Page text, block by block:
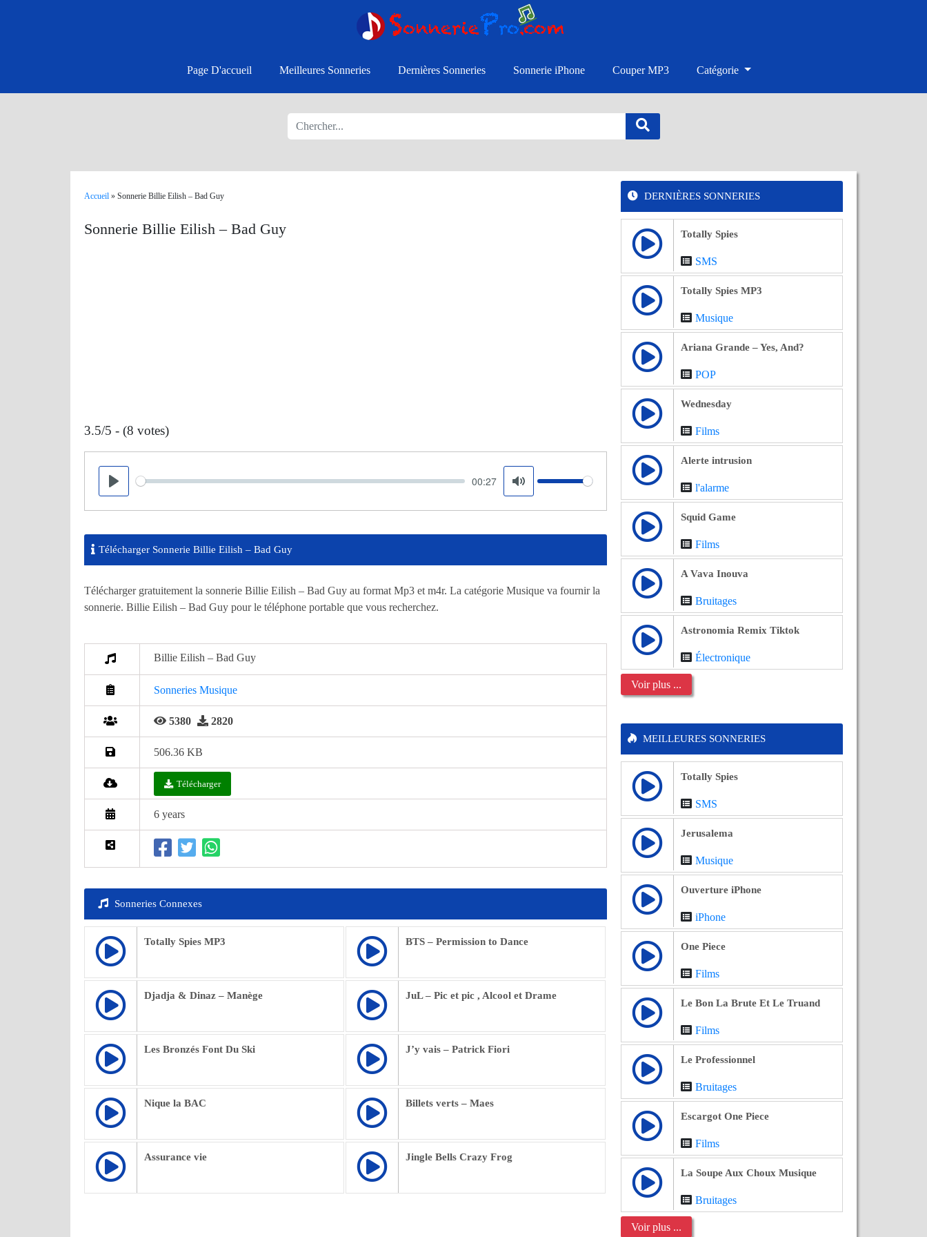
Page D'accueil Meilleures Sonneries Dernières Sonneries Sonnerie iPhone Couper MP3 Catégorie
Accueil » Sonnerie Billie Eilish – Bad Guy
Sonnerie Billie Eilish – Bad Guy
3.5/5 - (8 votes)
Play
Seek 00:27
Mute
Volume
Télécharger Sonnerie Billie Eilish – Bad Guy
Télécharger gratuitement la sonnerie Billie Eilish – Bad Guy au format Mp3 et m4r. La catégorie Musique va fournir la
sonnerie. Billie Eilish – Bad Guy pour le téléphone portable que vous recherchez.
Billie Eilish – Bad Guy
Sonneries Musique
5380 2820
506.36 KB
Télécharger
6 years
Sonneries Connexes
Totally Spies MP3 BTS – Permission to Dance
Djadja & Dinaz – Manège JuL – Pic et pic , Alcool et Drame
Les Bronzés Font Du Ski J’y vais – Patrick Fiori
Nique la BAC Billets verts – Maes
Assurance vie Jingle Bells Crazy Frog
DERNIÈRES SONNERIES
Totally Spies
SMS
Totally Spies MP3
Musique
Ariana Grande – Yes, And?
POP
Wednesday
Films
Alerte intrusion
l'alarme
Squid Game
Films
A Vava Inouva
Bruitages
Astronomia Remix Tiktok
Électronique
Voir plus ...
MEILLEURES SONNERIES
Totally Spies
SMS
Jerusalema
Musique
Ouverture iPhone
iPhone
One Piece
Films
Le Bon La Brute Et Le Truand
Films
Le Professionnel
Bruitages
Escargot One Piece
Films
La Soupe Aux Choux Musique
Bruitages
Voir plus ...